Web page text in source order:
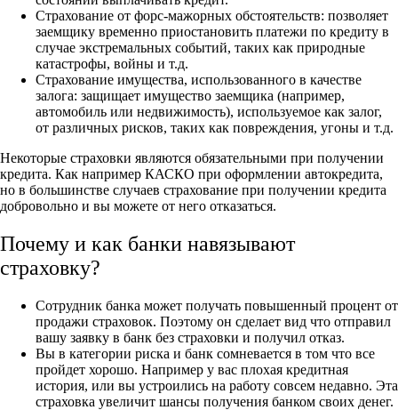
Страхование от форс-мажорных обстоятельств: позволяет
заемщику временно приостановить платежи по кредиту в
случае экстремальных событий, таких как природные
катастрофы, войны и т.д.
Страхование имущества, использованного в качестве
залога: защищает имущество заемщика (например,
автомобиль или недвижимость), используемое как залог,
от различных рисков, таких как повреждения, угоны и т.д.
Некоторые страховки являются обязательными при получении
кредита. Как например КАСКО при оформлении автокредита,
но в большинстве случаев страхование при получении кредита
добровольно и вы можете от него отказаться.
Почему и как банки навязывают
страховку?
Сотрудник банка может получать повышенный процент от
продажи страховок. Поэтому он сделает вид что отправил
вашу заявку в банк без страховки и получил отказ.
Вы в категории риска и банк сомневается в том что все
пройдет хорошо. Например у вас плохая кредитная
история, или вы устроились на работу совсем недавно. Эта
страховка увеличит шансы получения банком своих денег.